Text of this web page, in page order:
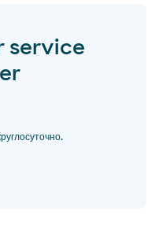
service